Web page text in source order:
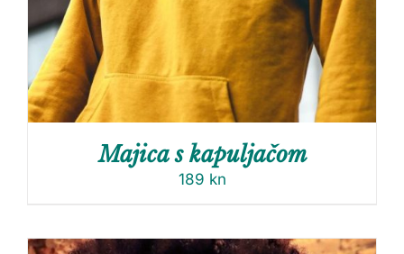
Majica s kapuljačom
189 kn